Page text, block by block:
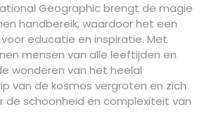
Geographic brengt de magie
handbereik, waardoor het een
educatie en inspiratie. Met
mensen van alle leeftijden en
wonderen van het heelal
van de kosmos vergroten en zich
de schoonheid en complexiteit van